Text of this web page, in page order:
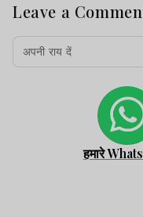
Leave a
हमारे